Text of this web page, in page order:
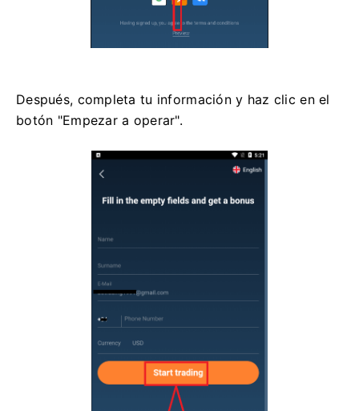
Después, completa tu información y haz clic en el
botón "Empezar a operar".